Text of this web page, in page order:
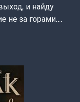
и найду
не за горами….